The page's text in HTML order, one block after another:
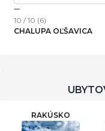
10 / 10 (6)
CHALUPA OĽŠAVICA
RAKÚSKO